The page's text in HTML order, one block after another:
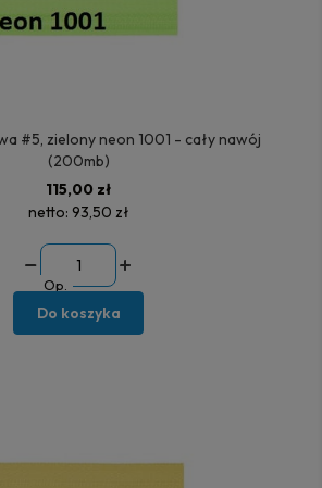
#5, zielony neon 1001 - cały nawój
(200mb)
115,00 zł
netto: 93,50 zł
Op.
Do koszyka